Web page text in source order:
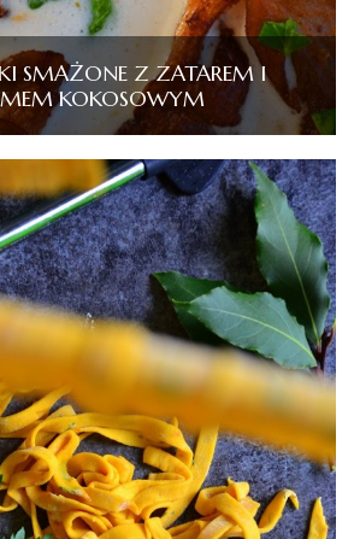
SMAŻONE Z ZATAREM I
KOKOSOWYM